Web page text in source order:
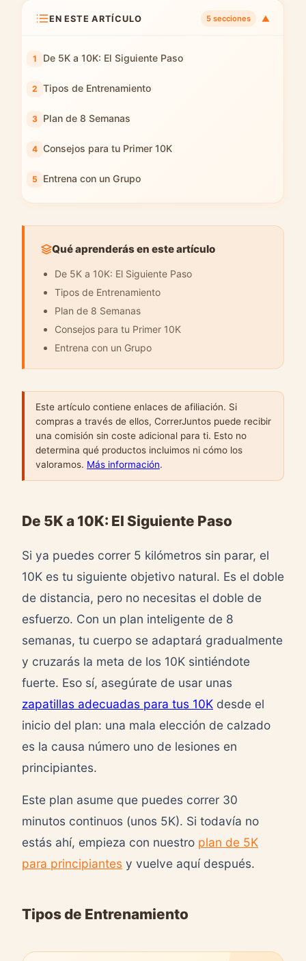
EN ESTE ARTÍCULO 5 secciones ▼
De 5K a 10K: El Siguiente Paso
Tipos de Entrenamiento
Plan de 8 Semanas
Consejos para tu Primer 10K
Entrena con un Grupo
Qué aprenderás en este artículo
De 5K a 10K: El Siguiente Paso
Tipos de Entrenamiento
Plan de 8 Semanas
Consejos para tu Primer 10K
Entrena con un Grupo
Este artículo contiene enlaces de afiliación. Si
compras a través de ellos, CorrerJuntos puede recibir
una comisión sin coste adicional para ti. Esto no
determina qué productos incluimos ni cómo los
valoramos. Más información.
De 5K a 10K: El Siguiente Paso
Si ya puedes correr 5 kilómetros sin parar, el
10K es tu siguiente objetivo natural. Es el doble
de distancia, pero no necesitas el doble de
esfuerzo. Con un plan inteligente de 8
semanas, tu cuerpo se adaptará gradualmente
y cruzarás la meta de los 10K sintiéndote
fuerte. Eso sí, asegúrate de usar unas
zapatillas adecuadas para tus 10K desde el
inicio del plan: una mala elección de calzado
es la causa número uno de lesiones en
principiantes.
Este plan asume que puedes correr 30
minutos continuos (unos 5K). Si todavía no
estás ahí, empieza con nuestro plan de 5K
para principiantes y vuelve aquí después.
Tipos de Entrenamiento